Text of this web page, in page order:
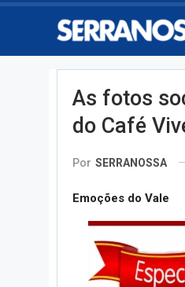
As fotos
do Café
Por SERRANOSSA
Emoções do Vale